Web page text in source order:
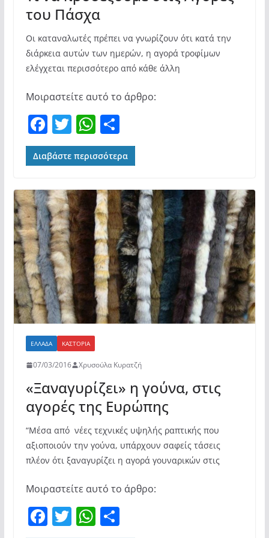
του Πάσχα
Οι καταναλωτές πρέπει να γνωρίζουν ότι κατά την
διάρκεια αυτών των ημερών, η αγορά τροφίμων
ελέγχεται περισσότερο από κάθε άλλη
Μοιραστείτε αυτό το άρθρο:
F
a
c
b
o
o
k
T
w
itt
W
h
at
A
p
p
Μ
οι
ρ
σ
τε
ίτ
ε
Διαβάστε περισσότερα
ΕΛΛΆΔΑ ΚΑΣΤΟΡΙΆ
07/03/2016 Χρυσούλα Κυρατζή
«Ξαναγυρίζει» η γούνα, στις
αγορές της Ευρώπης
“Μέσα από νέες τεχνικές υψηλής ραπτικής που
αξιοποιούν την γούνα, υπάρχουν σαφείς τάσεις
πλέον ότι ξαναγυρίζει η αγορά γουναρικών στις
Μοιραστείτε αυτό το άρθρο:
F T W Μ